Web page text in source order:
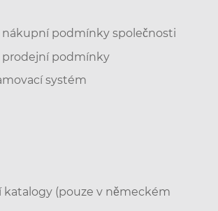
nákupní podmínky společnosti
prodejní podmínky
systém
katalogy (pouze v německém